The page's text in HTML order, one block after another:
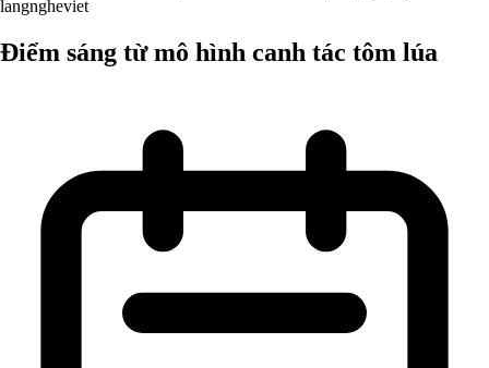
langngheviet
Điểm sáng từ mô hình canh tác tôm lúa